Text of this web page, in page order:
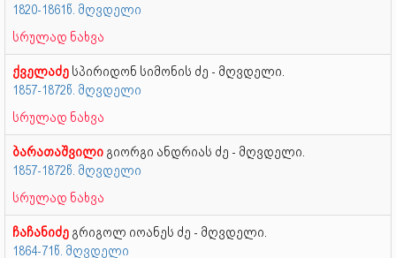
1820-1861წ. მღვდელი
სრულად ნახვა
ქველაძე სპირიდონ სიმონის ძე - მღვდელი.
1857-1872წ. მღვდელი
სრულად ნახვა
ბარათაშვილი გიორგი ანდრიას ძე - მღვდელი.
1857-1872წ. მღვდელი
სრულად ნახვა
ჩაჩანიძე გრიგოლ იოანეს ძე - მღვდელი.
1864-71წ. მღვდელი